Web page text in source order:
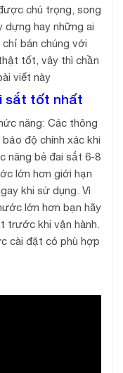
chú trọng, song
dựng hay những ai
bán chúng với
tốt, vây thì chần
viết này
sắt tốt nhất
năng: Các thông
độ chính xác khi
năng bẻ đai sắt 6-8
lớn hơn giới hạn
khi sử dụng. Vì
lớn hơn bạn hãy
trước khi vận hành.
cài đặt có phù hợp